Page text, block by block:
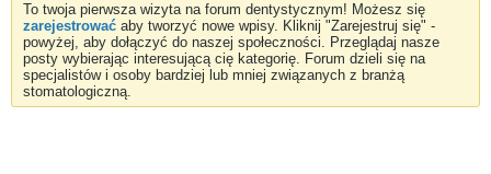
To twoja pierwsza wizyta na forum dentystycznym! Możesz się
zarejestrować aby tworzyć nowe wpisy. Kliknij "Zarejestruj się" -
powyżej, aby dołączyć do naszej społeczności. Przeglądaj nasze
posty wybierając interesującą cię kategorię. Forum dzieli się na
specjalistów i osoby bardziej lub mniej związanych z branżą
stomatologiczną.